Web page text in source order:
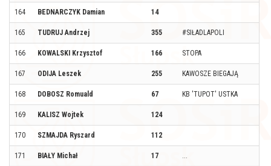
164 BEDNARCZYK Damian 14
165 TUDRUJ Andrzej 355 #SIŁADLAPOLI
166 KOWALSKI Krzysztof 166 STOPA
167 ODIJA Leszek 255 KAWOSZE BIEGAJĄ
168 DOBOSZ Romuald 67 KB 'TUPOT' USTKA
169 KALISZ Wojtek 124
170 SZMAJDA Ryszard 112
171 BIAŁY Michał 17 ...